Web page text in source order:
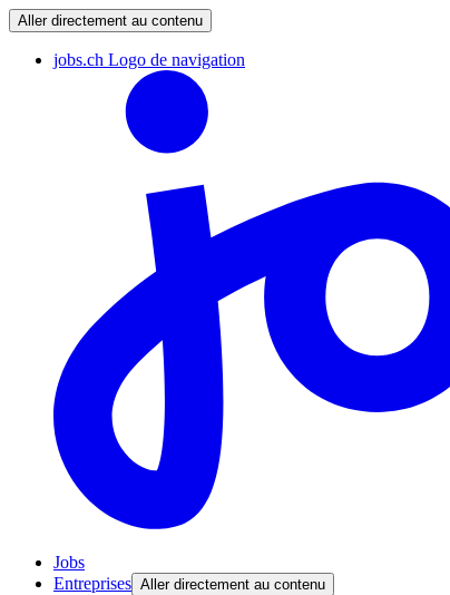
Aller directement au contenu
jobs.ch Logo de navigation
Jobs
Entreprises Aller directement au contenu